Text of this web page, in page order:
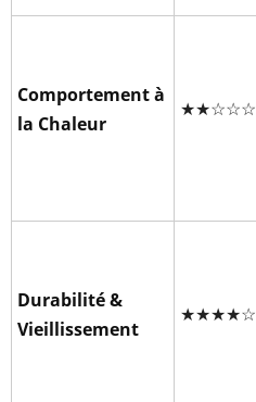
Comportement à
la Chaleur
★★☆☆☆
Durabilité &
Vieillissement
★★★★☆